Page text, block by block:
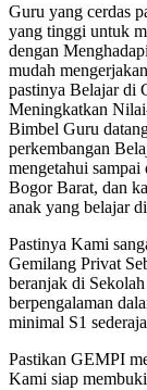
Guru yang cerdas
yang tinggi untuk
dengan
mudah
pastinya Belajar di
Meningkatkan
Bimbel Guru
perkembangan
mengetahui
Bogor Barat, dan
anak yang belajar
Pastinya Kami
Gemilang Privat
beranjak di
berpengalaman
minimal S1
Pastikan GEMPI
Kami siap